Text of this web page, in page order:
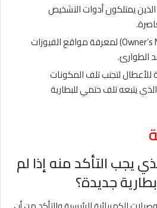
الذين يمتلكون أدوات التشخيص
مراجعة دليل المالك (Owner’s Manual) لمعرفة مواقع الفيوزات
الطوارئ.
لتجنب تلف المكونات
يتبعه تلف حتمي للبطارية
يجب التأكد منه إذا لم
جديدة؟